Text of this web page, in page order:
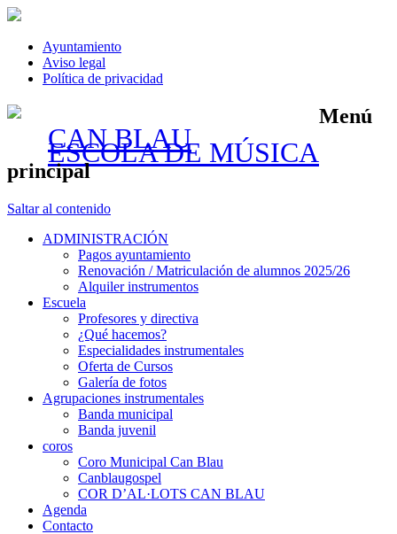
Ayuntamiento
Aviso legal
Política de privacidad
CAN BLAU
ESCOLA DE MÚSICA
Menú
principal
Saltar al contenido
ADMINISTRACIÓN
Pagos ayuntamiento
Renovación / Matriculación de alumnos 2025/26
Alquiler instrumentos
Escuela
Profesores y directiva
¿Qué hacemos?
Especialidades instrumentales
Oferta de Cursos
Galería de fotos
Agrupaciones instrumentales
Banda municipal
Banda juvenil
coros
Coro Municipal Can Blau
Canblaugospel
COR D’AL·LOTS CAN BLAU
Agenda
Contacto